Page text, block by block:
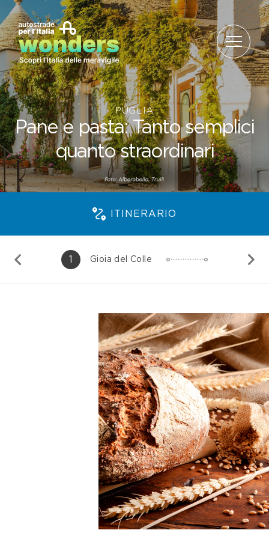
Salta al contenuto
PUGLIA
Pane e pasta: Tanto semplici
quanto straordinari
ITINERARIO
1 Gioia del Colle